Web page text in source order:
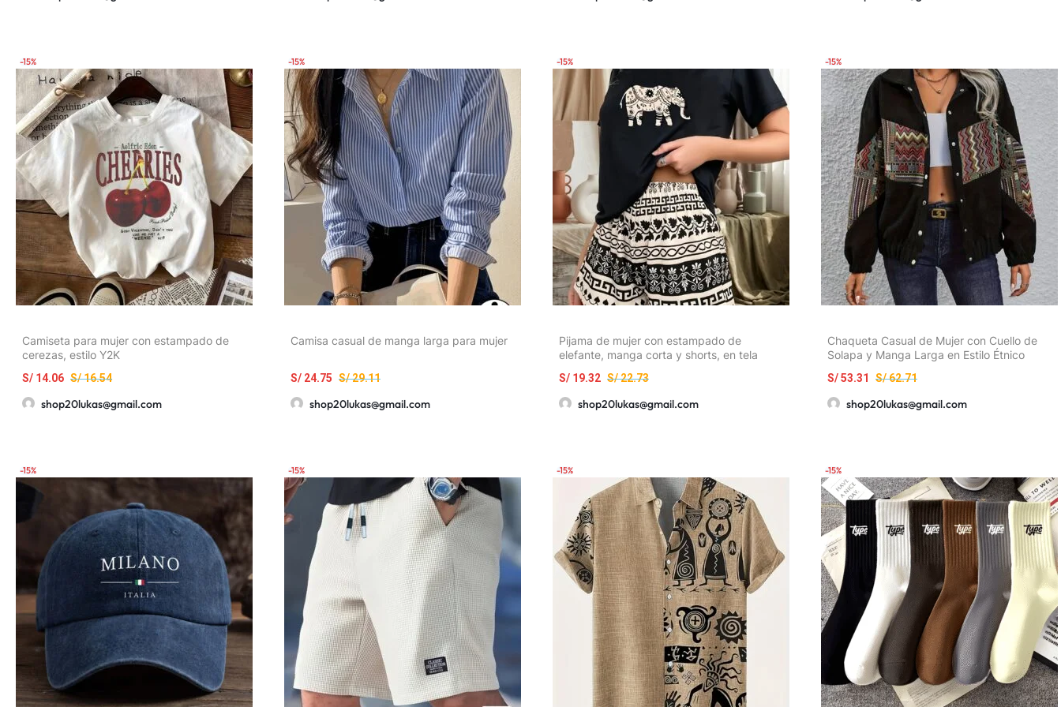
-15%
Camiseta para mujer con estampado de
cerezas, estilo Y2K
S/16.54
S/ 14.06
shop20lukas@gmail.com
-15%
Camisa casual de manga larga para mujer
S/29.11
S/ 24.75
shop20lukas@gmail.com
-15%
Pijama de mujer con estampado de
elefante, manga corta y shorts, en tela
S/22.73
S/ 19.32
shop20lukas@gmail.com
-15%
Chaqueta Casual de Mujer con Cuello de
Solapa y Manga Larga en Estilo Étnico
S/62.71
S/53.31
shop20lukas@gmail.com
-15% -15% -15% -15%